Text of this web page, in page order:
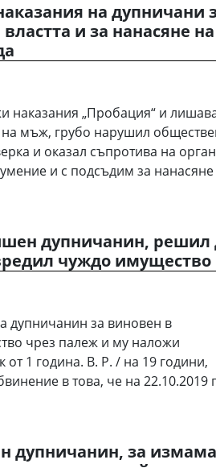
на дупничани
и за нанасяне на
наказания „Пробация“ и
мъж, грубо нарушил
и оказал съпротива на
и с подсъдим за
дупничанин, решил
чуждо имущество
дупничанин за виновен в
чрез палеж и му наложи
от 1 година. В. Р. / на 19 години,
в това, че на 22.10.2019
дупничанин, за